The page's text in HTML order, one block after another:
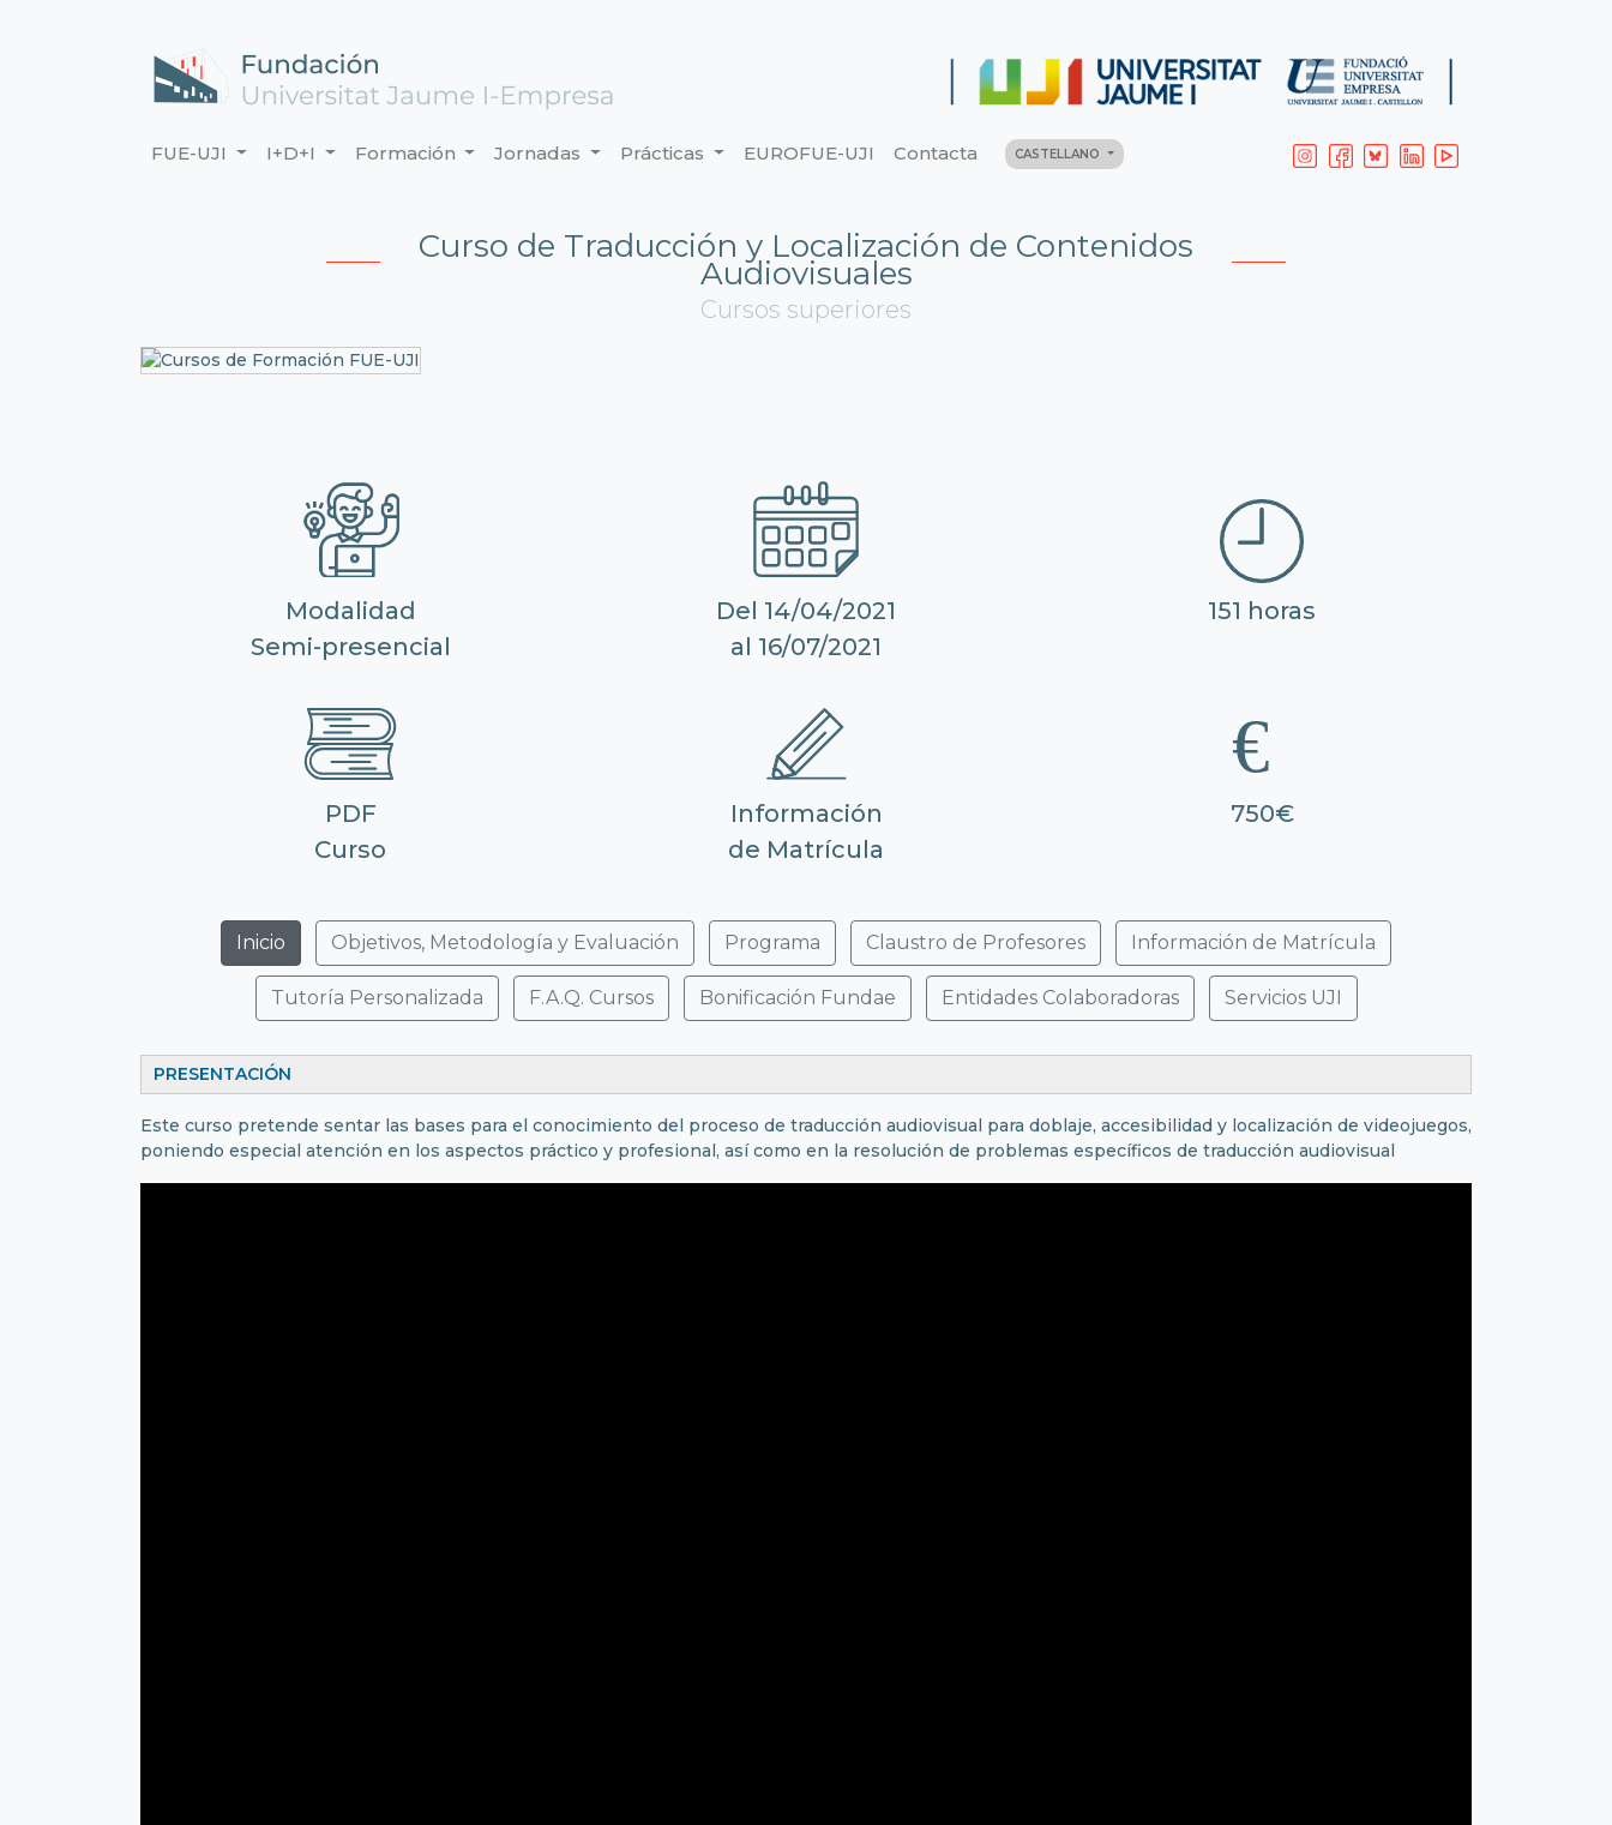
FUE-UJI I+D+I Formación Jornadas Prácticas EUROFUE-UJI Contacta CASTELLANO
Curso de Traducción y Localización de Contenidos
Audiovisuales
Cursos superiores
Modalidad
Semi-presencial
Del 14/04/2021
al 16/07/2021
151 horas
PDF
Curso
Información
de Matrícula
750€
Inicio Objetivos, Metodología y Evaluación Programa Claustro de Profesores Información de Matrícula
Tutoría Personalizada F.A.Q. Cursos Bonificación Fundae Entidades Colaboradoras Servicios UJI
PRESENTACIÓN
Este curso pretende sentar las bases para el conocimiento del proceso de traducción audiovisual para doblaje, accesibilidad y localización de videojuegos,
poniendo especial atención en los aspectos práctico y profesional, así como en la resolución de problemas específicos de traducción audiovisual